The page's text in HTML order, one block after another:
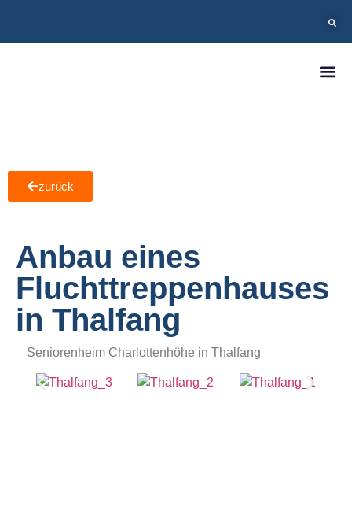
zurück
Anbau eines
Fluchttreppenhauses
in Thalfang
Seniorenheim Charlottenhöhe in Thalfang